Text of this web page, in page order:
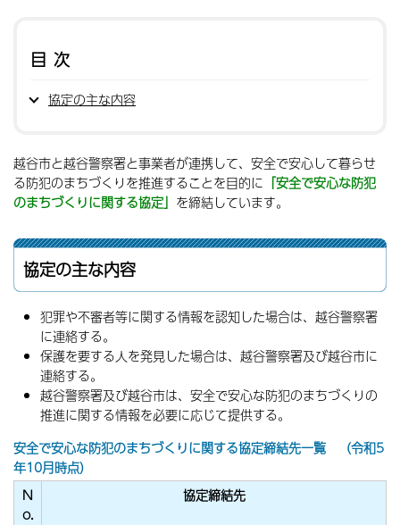
目次
協定の主な内容
越谷市と越谷警察署と事業者が連携して、安全で安心して暮らせ
る防犯のまちづくりを推進することを目的に 「安全で安心な防犯
のまちづくりに関する協定」 を締結しています。
協定の主な内容
犯罪や不審者等に関する情報を認知した場合は、越谷警察署
に連絡する。
保護を要する人を発見した場合は、越谷警察署及び越谷市に
連絡する。
越谷警察署及び越谷市は、安全で安心な防犯のまちづくりの
推進に関する情報を必要に応じて提供する。
安全で安心な防犯のまちづくりに関する協定締結先一覧 （令和5
年10月時点）
N
o.
協定締結先